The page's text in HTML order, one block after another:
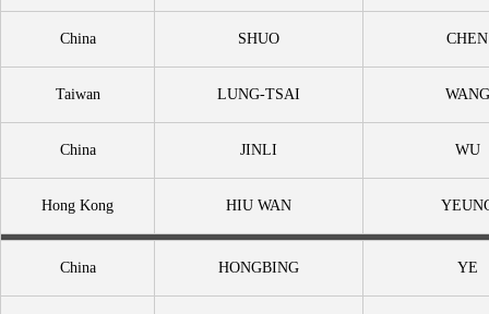
China SHUO CHEN
Taiwan LUNG-TSAI WANG
China JINLI WU
Hong Kong HIU WAN
China HONGBING YE